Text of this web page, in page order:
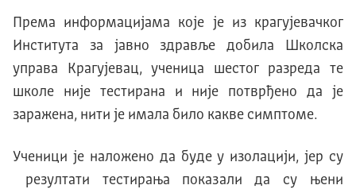
Према информацијама које је из крагујевачког
Института за јавно здравље добила Школска
управа Крагујевац, ученица шестог разреда те
школе није тестирана и није потврђено да је
заражена, нити је имала било какве симптоме.
Ученици је наложено да буде у изолацији, јер су
резултати тестирања показали да су њени